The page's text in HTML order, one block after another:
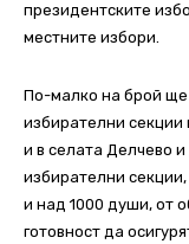
президентските
местните избори.
По-малко на брой ще
избирателни
и в селата Делчево
избирателни
и над 1000 души, от
готовност да